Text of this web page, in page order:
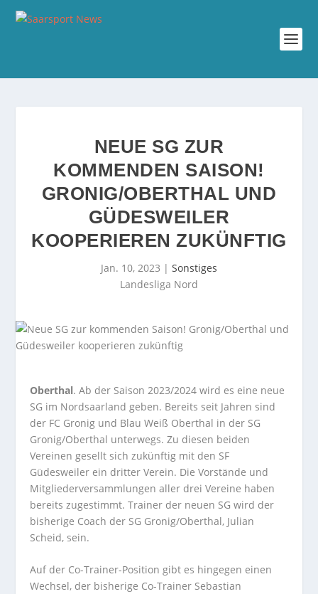
NEUE SG ZUR
KOMMENDEN SAISON!
GRONIG/OBERTHAL UND
GÜDESWEILER
KOOPERIEREN ZUKÜNFTIG
Jan. 10, 2023 | Sonstiges
Landesliga Nord
Oberthal. Ab der Saison 2023/2024 wird es eine neue
SG im Nordsaarland geben. Bereits seit Jahren sind
der FC Gronig und Blau Weiß Oberthal in der SG
Gronig/Oberthal unterwegs. Zu diesen beiden
Vereinen gesellt sich zukünftig mit den SF
Güdesweiler ein dritter Verein. Die Vorstände und
Mitgliederversammlungen aller drei Vereine haben
bereits zugestimmt. Trainer der neuen SG wird der
bisherige Coach der SG Gronig/Oberthal, Julian
Scheid, sein.
Auf der Co-Trainer-Position gibt es hingegen einen
Wechsel, der bisherige Co-Trainer Sebastian